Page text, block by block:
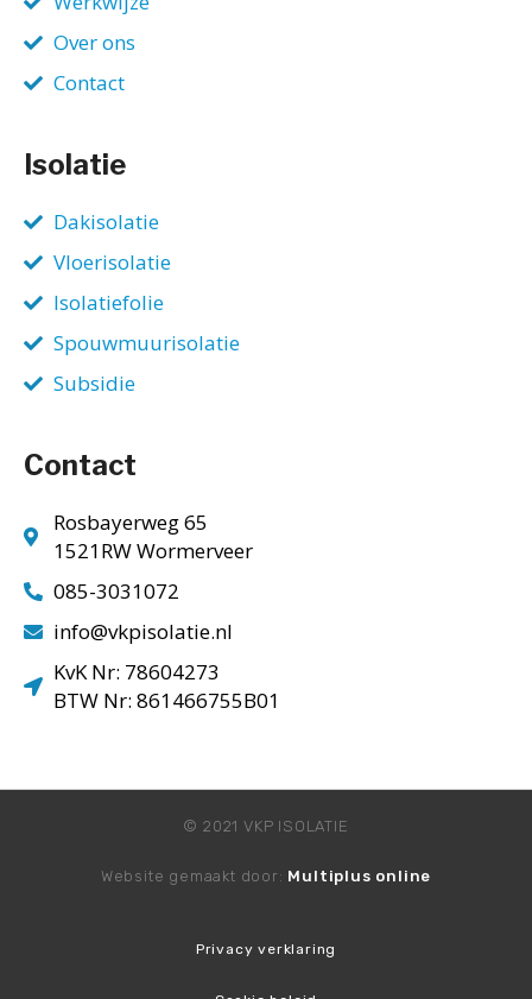
Over ons
Contact
Isolatie
Dakisolatie
Vloerisolatie
Isolatiefolie
Spouwmuurisolatie
Subsidie
Contact
Rosbayerweg 65
1521RW Wormerveer
085-3031072
info@vkpisolatie.nl
KvK Nr: 78604273
BTW Nr: 861466755B01
© 2021 VKP ISOLATIE
Website gemaakt door: Multiplus online
Privacy verklaring